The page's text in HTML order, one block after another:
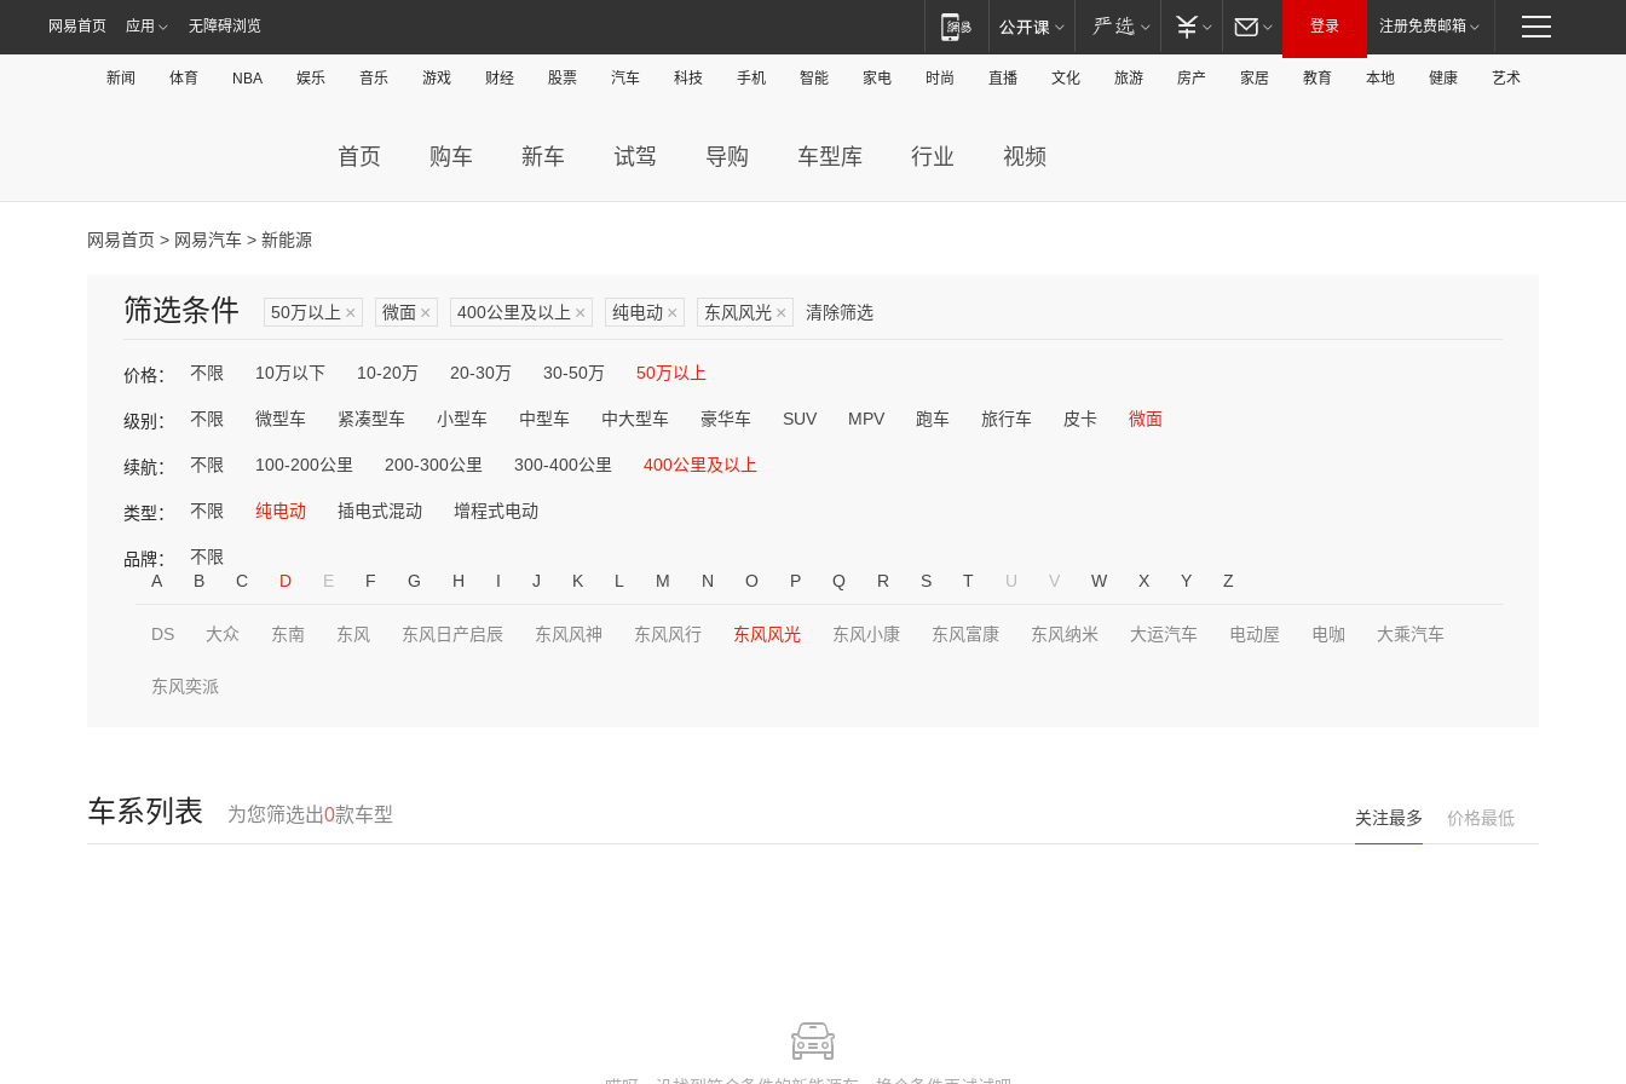
网易首页 应用 无障碍浏览 登录 注册免费邮箱
新闻 体育 NBA 娱乐 音乐 游戏 财经 股票 汽车 科技 手机 智能 家电 时尚 直播 文化 旅游 房产 家居 教育 本地 健康 艺术
首页 购车 新车 试驾 导购 车型库 行业 视频
网易首页 > 网易汽车 > 新能源
筛选条件 50万以上 × 微面 × 400公里及以上 × 纯电动 × 东风风光 × 清除筛选
价格： 不限 10万以下 10-20万 20-30万 30-50万 50万以上
级别： 不限 微型车 紧凑型车 小型车 中型车 中大型车 豪华车 SUV MPV 跑车 旅行车 皮卡 微面
续航： 不限 100-200公里 200-300公里 300-400公里 400公里及以上
类型： 不限 纯电动 插电式混动 增程式电动
品牌：
不限
A
B C D E F G H I J K L M N O P Q R S T U V W X Y Z
DS 大众 东南 东风 东风日产启辰 东风风神 东风风行 东风风光 东风小康 东风富康 东风纳米 大运汽车 电动屋 电咖 大乘汽车
东风奕派
车系列表 为您筛选出0款车型 关注最多 价格最低